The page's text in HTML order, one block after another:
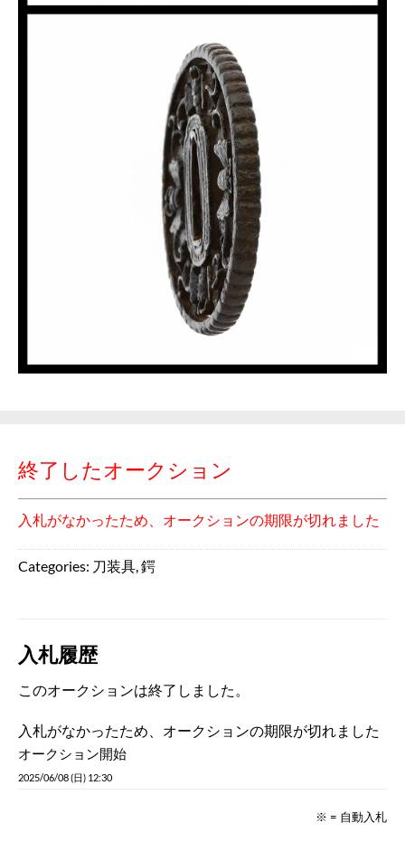
終了したオークション
入札がなかったため、オークションの期限が切れました
Categories: 刀装具,鍔
入札履歴
このオークションは終了しました。
入札がなかったため、オークションの期限が切れました
オークション開始
2025/06/08 (日) 12:30
※ = 自動入札